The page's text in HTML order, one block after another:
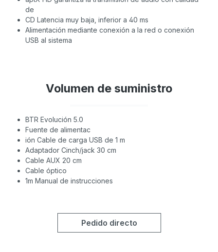
de
CD Latencia muy baja, inferior a 40 ms
Alimentación mediante conexión a la red o conexión
USB al sistema
Volumen de suministro
BTR Evolución 5.0
Fuente de alimentac
ión Cable de carga USB de 1 m
Adaptador Cinch/jack 30 cm
Cable AUX 20 cm
Cable óptico
1m Manual de instrucciones
Pedido directo